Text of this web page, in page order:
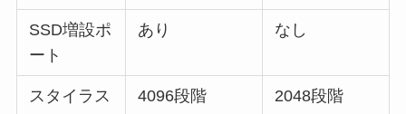
SSD増設ポ
ート
あり なし
スタイラス
4096段階 2048段階